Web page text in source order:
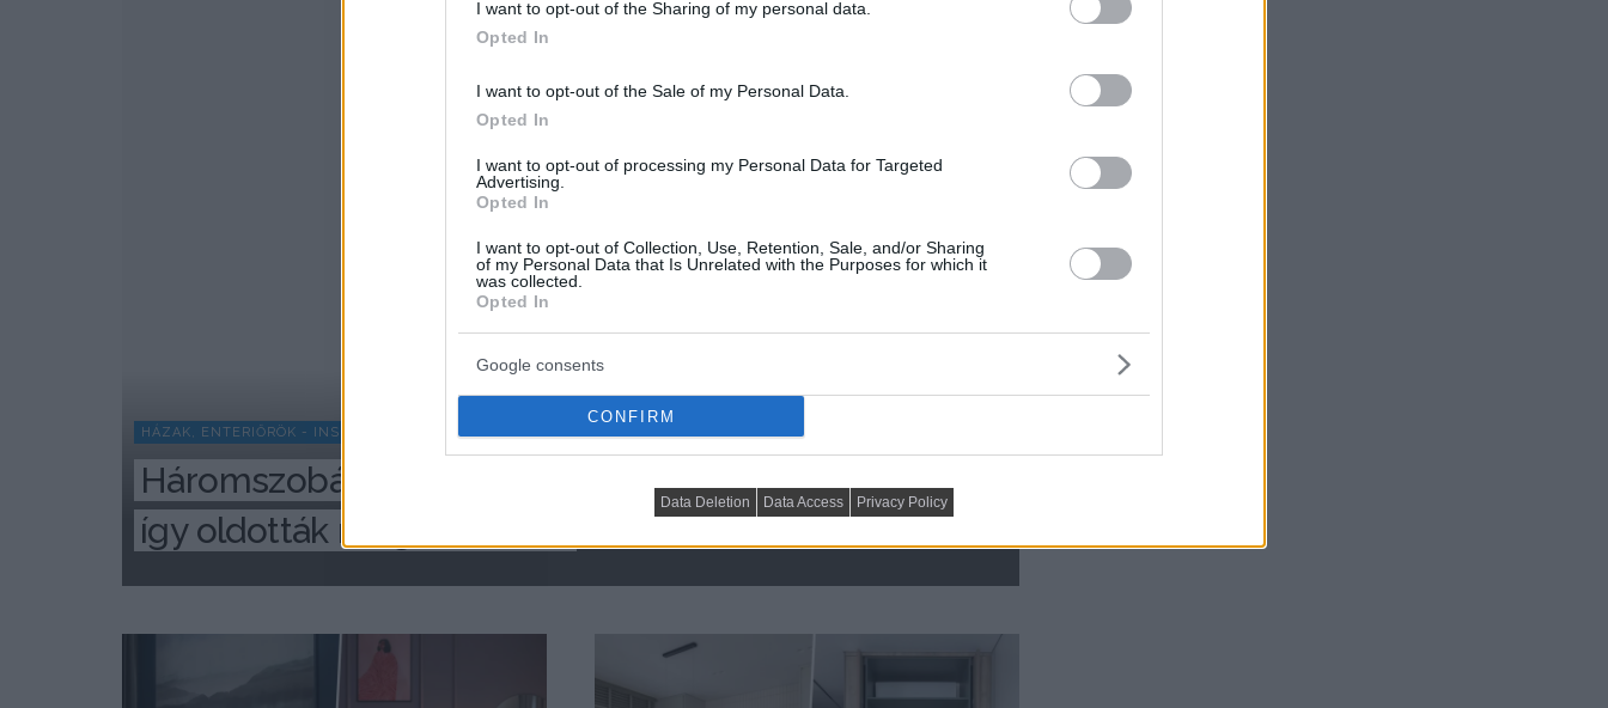
I want to opt-out of the Sharing of my personal data.
Opted In
I want to opt-out of the Sale of my Personal Data.
Opted In
I want to opt-out of processing my Personal Data for Targeted
Advertising.
Opted In
I want to opt-out of Collection, Use, Retention, Sale, and/or Sharing
of my Personal Data that Is Unrelated with the Purposes for which it
was collected.
Opted In
Google consents
CONFIRM
Data Deletion Data Access Privacy Policy
HÁZAK, ENTERIŐRÖK - INSPIRÁCIÓ KÉPEKBEN
Háromszobás lakást kellett négyszobássá alakítani:
így oldották meg 73 m²-en